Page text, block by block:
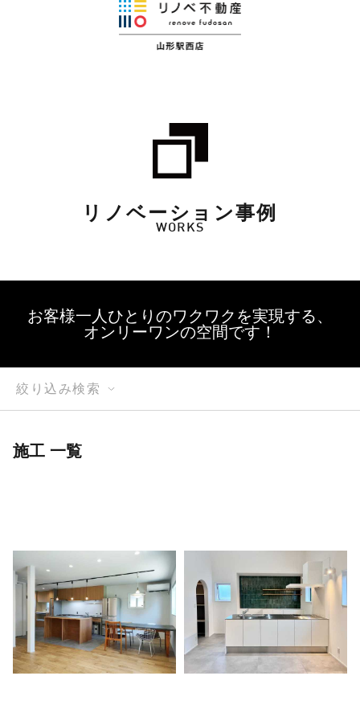
リノベーション事例
WORKS
お客様一人ひとりのワクワクを実現する、
オンリーワンの空間です！
絞り込み検索
施工 一覧